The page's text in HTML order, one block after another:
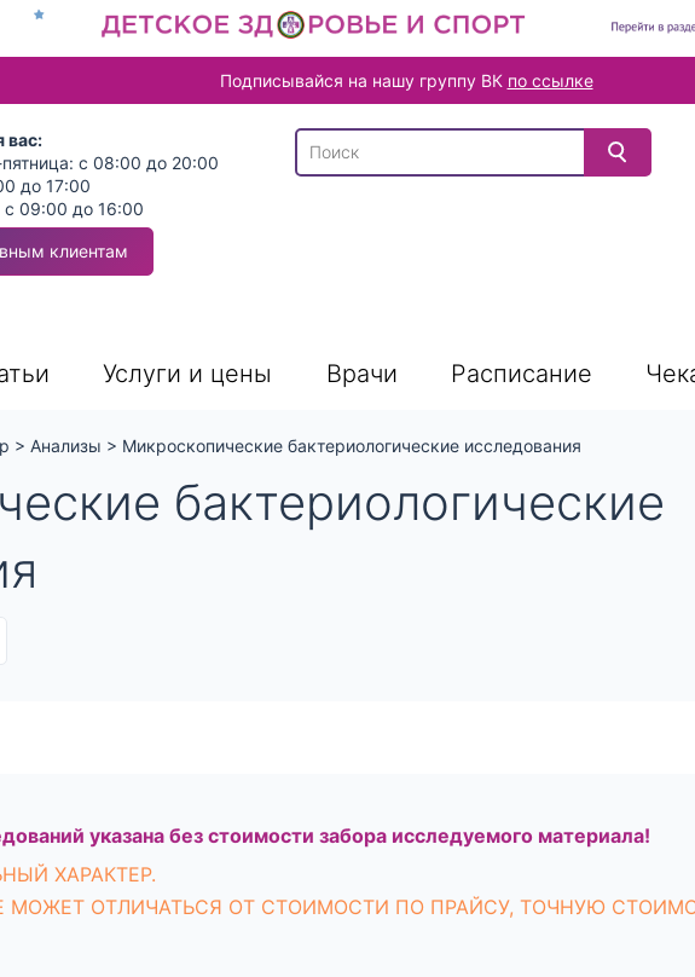
Подписывайся на нашу группу ВК по ссылке
вас:
с 08:00 до 20:00
до 17:00
с 09:00 до 16:00
клиентам
В списке найденных результатов
Услуги и цены Врачи Расписание
> Анализы > Микроскопические бактериологические исследования
бактериологические
указана без стоимости забора исследуемого материала!
ХАРАКТЕР.
МОЖЕТ ОТЛИЧАТЬСЯ ОТ СТОИМОСТИ ПО ПРАЙСУ, ТОЧНУЮ